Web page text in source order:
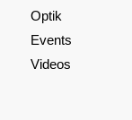
Optik
Events
Videos